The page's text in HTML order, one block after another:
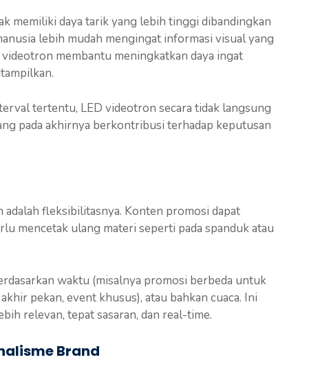
memiliki daya tarik yang lebih tinggi dibandingkan
lebih mudah mengingat informasi visual yang
membantu meningkatkan daya ingat
tertentu, LED videotron secara tidak langsung
pada akhirnya berkontribusi terhadap keputusan
fleksibilitasnya. Konten promosi dapat
mencetak ulang materi seperti pada spanduk atau
waktu (misalnya promosi berbeda untuk
pekan, event khusus), atau bahkan cuaca. Ini
relevan, tepat sasaran, dan real-time.
Brand